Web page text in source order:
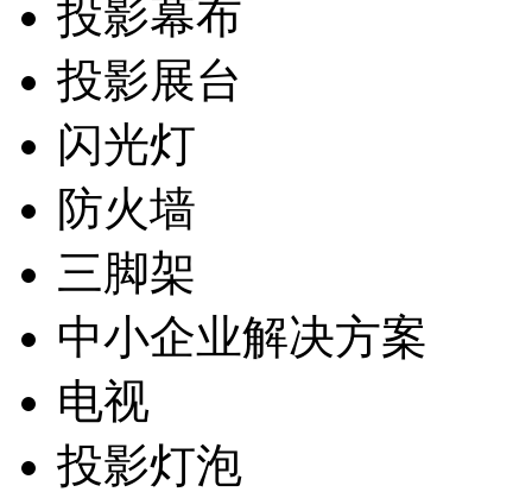
投影幕布
投影展台
闪光灯
防火墙
三脚架
中小企业解决方案
电视
投影灯泡